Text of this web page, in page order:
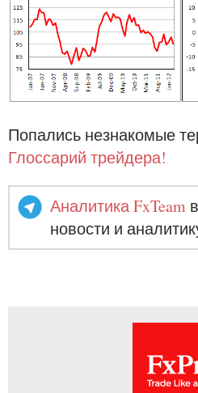
Попались незнакомые
Глоссарий трейдера!
Аналитика FxTeam
новости и